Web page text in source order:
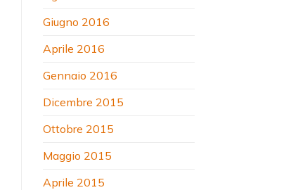
Giugno 2016
Aprile 2016
Gennaio 2016
Dicembre 2015
Ottobre 2015
Maggio 2015
Aprile 2015